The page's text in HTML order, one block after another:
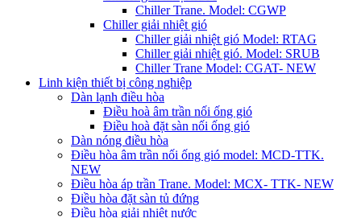
Chiller Trane. Model: CGWP
Chiller giải nhiệt gió
Chiller giải nhiệt gió Model: RTAG
Chiller giải nhiệt gió. Model: SRUB
Chiller Trane Model: CGAT- NEW
Linh kiện thiết bị công nghiệp
Dàn lạnh điều hòa
Điều hoà âm trần nối ống gió
Điều hoà đặt sàn nối ống gió
Dàn nóng điều hòa
Điều hòa âm trần nối ống gió model: MCD-TTK.
NEW
Điều hòa áp trần Trane. Model: MCX- TTK- NEW
Điều hòa đặt sàn tủ đứng
Điều hòa giải nhiệt nước